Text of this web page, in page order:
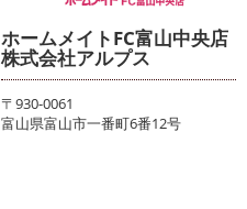
ホームメイトFC富山中央店
株式会社アルプス
〒930-0061
富山県富山市一番町6番12号